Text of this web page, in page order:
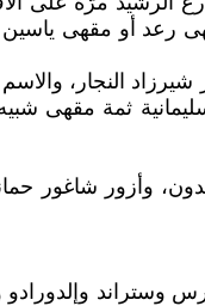
رعد أو مقهى ياسين
النجار، والاسم
ثمة
وأزور شاغور
وستراند